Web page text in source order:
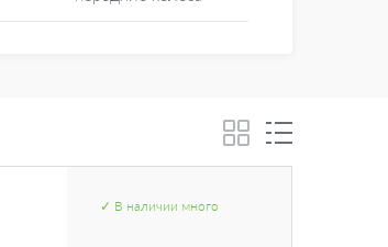
✓ В наличии много